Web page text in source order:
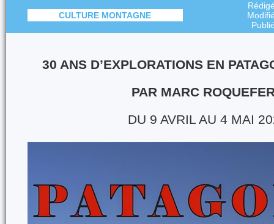
CULTURE MONTAGNE
30 ANS D’EXPLORATIONS EN
PAR MARC
DU 9 AVRIL AU 4 MAI